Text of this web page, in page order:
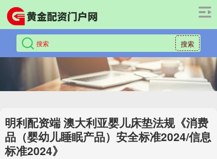
搜索
明利配资端 澳大利亚婴儿床垫法规《消费
品（婴幼儿睡眠产品）安全标准2024/信息
标准2024》